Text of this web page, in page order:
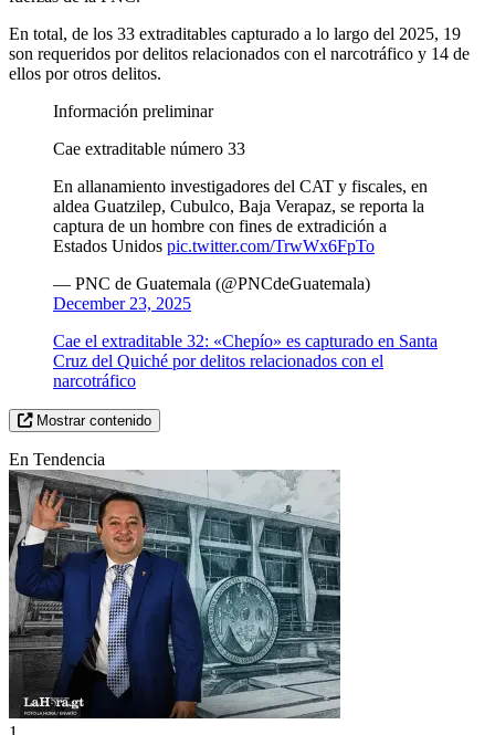
En total, de los 33 extraditables capturado a lo largo del 2025, 19
son requeridos por delitos relacionados con el narcotráfico y 14 de
ellos por otros delitos.
Información preliminar
Cae extraditable número 33
En allanamiento investigadores del CAT y fiscales, en
aldea Guatzilep, Cubulco, Baja Verapaz, se reporta la
captura de un hombre con fines de extradición a
Estados Unidos pic.twitter.com/TrwWx6FpTo
— PNC de Guatemala (@PNCdeGuatemala)
December 23, 2025
Cae el extraditable 32: «Chepío» es capturado en Santa
Cruz del Quiché por delitos relacionados con el
narcotráfico
Mostrar contenido
En Tendencia